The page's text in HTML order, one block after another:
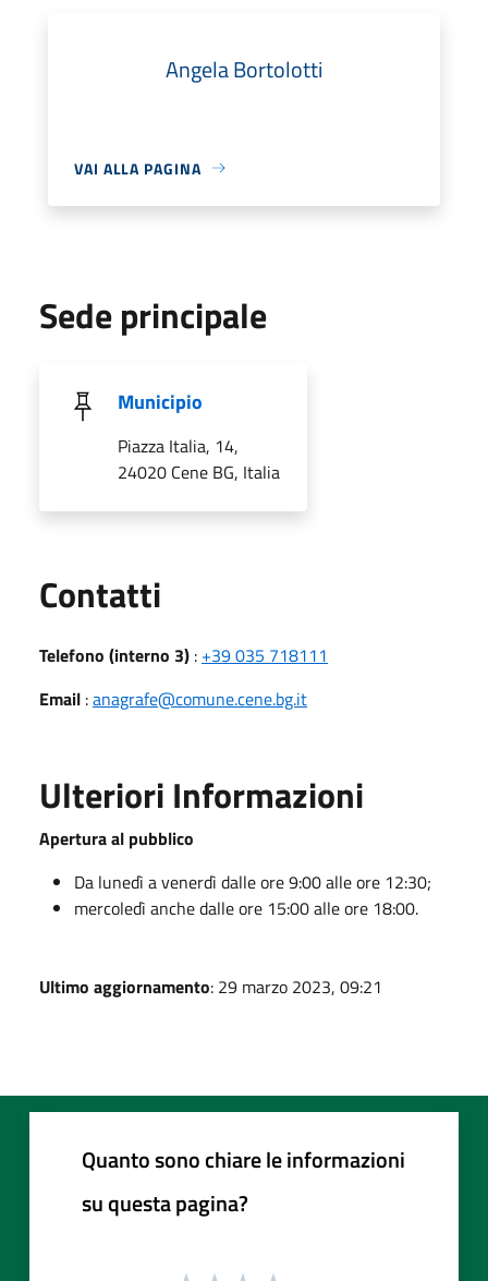
Angela Bortolotti
VAI ALLA PAGINA
Sede principale
Municipio
Piazza Italia, 14,
24020 Cene BG, Italia
Contatti
Telefono (interno 3) : +39 035 718111
Email :anagrafe@comune.cene.bg.it
Ulteriori Informazioni
Apertura al pubblico
Da lunedì a venerdì dalle ore 9:00 alle ore 12:30;
mercoledì anche dalle ore 15:00 alle ore 18:00.
Ultimo aggiornamento: 29 marzo 2023, 09:21
Quanto sono chiare le informazioni
su questa pagina?